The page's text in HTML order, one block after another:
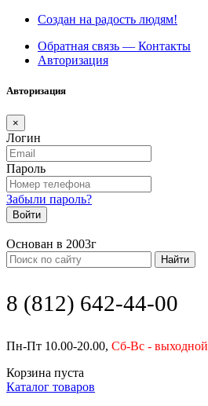
Создан на радость людям!
Обратная связь — Контакты
Авторизация
Авторизация
×
Логин
Пароль
Забыли пароль?
Войти
Основан в 2003г
Найти
8 (812) 642-44-00
Пн-Пт 10.00-20.00, Сб-Вс - выходной
Корзина пуста
Каталог товаров